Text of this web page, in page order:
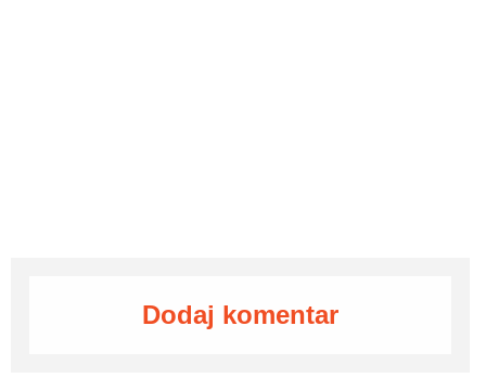
Dodaj komentar